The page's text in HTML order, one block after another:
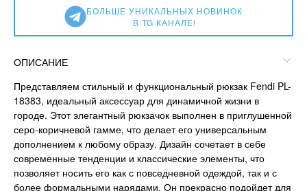
БОЛЬШЕ УНИКАЛЬНЫХ НОВИНОК
В TG КАНАЛЕ!
ОПИСАНИЕ
Представляем стильный и функциональный рюкзак Fendi PL-
18383, идеальный аксессуар для динамичной жизни в
городе. Этот элегантный рюкзачок выполнен в приглушенной
серо-коричневой гамме, что делает его универсальным
дополнением к любому образу. Дизайн сочетает в себе
современные тенденции и классические элементы, что
позволяет носить его как с повседневной одеждой, так и с
более формальными нарядами. Он прекрасно подойдет для